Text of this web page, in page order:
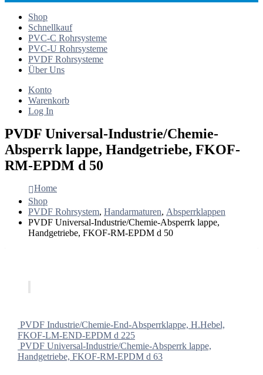
Shop
Schnellkauf
PVC-C Rohrsysteme
PVC-U Rohrsysteme
PVDF Rohrsysteme
Über Uns
Konto
Warenkorb
Log In
PVDF Universal-Industrie/Chemie-
Absperrk lappe, Handgetriebe, FKOF-
RM-EPDM d 50
Home
Shop
PVDF Rohrsystem, Handarmaturen, Absperrklappen
PVDF Universal-Industrie/Chemie-Absperrk lappe,
Handgetriebe, FKOF-RM-EPDM d 50
PVDF Industrie/Chemie-End-Absperrklappe, H.Hebel,
FKOF-LM-END-EPDM d 225
PVDF Universal-Industrie/Chemie-Absperrk lappe,
Handgetriebe, FKOF-RM-EPDM d 63